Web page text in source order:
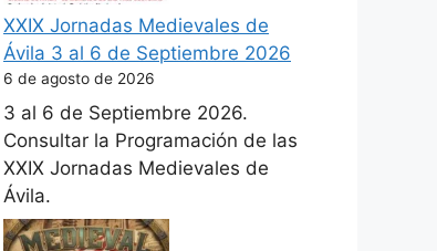
XXIX Jornadas Medievales de
Ávila 3 al 6 de Septiembre 2026
6 de agosto de 2026
3 al 6 de Septiembre 2026.
Consultar la Programación de las
XXIX Jornadas Medievales de
Ávila.